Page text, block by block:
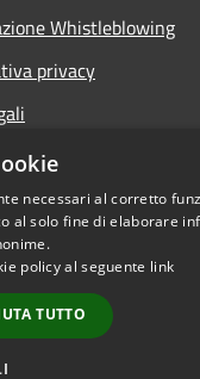
Whistleblowing
privacy
di accessibilità
Copyright © 2020
necessari al corretto
al solo fine di elaborare
policy al seguente link
TUTTO